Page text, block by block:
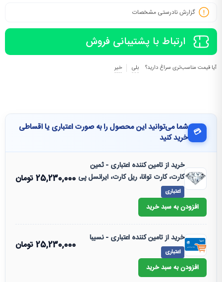
گزارش نادرستی مشخصات
ارتباط با پشتیبانی فروش
آیا قیمت مناسب‌تری سراغ دارید؟ بلی خیر
💳 شما می‌توانید این محصول را به صورت اعتباری یا اقساطی
خرید کنید
خرید از تامین کننده اعتباری - ثمین
کارت، کارت توانا، ریل کارت، ایرانسل پی
اعتباری
25,230,000تومان
افزودن به سبد خرید
خرید از تامین کننده اعتباری - نسیبا
اعتباری
25,230,000تومان
افزودن به سبد خرید